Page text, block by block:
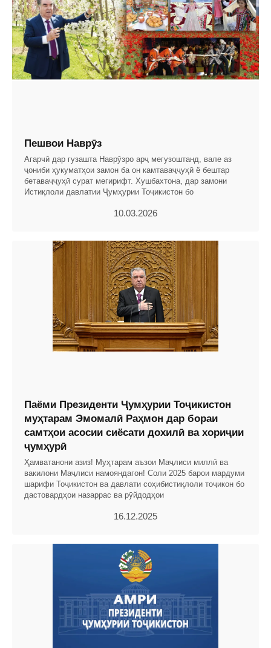
Пешвои Наврӯз
Агарчӣ дар гузашта Наврӯзро арҷ мегузоштанд, вале аз
ҷониби ҳукуматҳои замон ба он камтаваҷҷуҳӣ ё бештар
бетаваҷҷуҳӣ сурат мегирифт. Хушбахтона, дар замони
Истиқлоли давлатии Ҷумҳурии Тоҷикистон бо
10.03.2026
Паёми Президенти Ҷумҳурии Тоҷикистон
муҳтарам Эмомалӣ Раҳмон дар бораи
самтҳои асосии сиёсати дохилӣ ва хориҷии
ҷумҳурӣ
Ҳамватанони азиз! Муҳтарам аъзои Маҷлиси миллӣ ва
вакилони Маҷлиси намояндагон! Соли 2025 барои мардуми
шарифи Тоҷикистон ва давлати соҳибистиқлоли тоҷикон бо
дастовардҳои назаррас ва рӯйдодҳои
16.12.2025